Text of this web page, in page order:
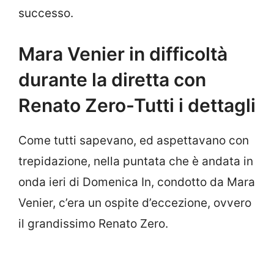
successo.
Mara Venier in difficoltà
durante la diretta con
Renato Zero-Tutti i dettagli
Come tutti sapevano, ed aspettavano con
trepidazione, nella puntata che è andata in
onda ieri di Domenica In, condotto da Mara
Venier, c’era un ospite d’eccezione, ovvero
il grandissimo Renato Zero.